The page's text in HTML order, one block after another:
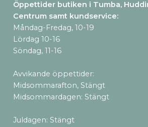
Öppettider butiken i Tumba,
Centrum samt kundservice:
Måndag-Fredag, 10-19
Lördag 10-16
Söndag, 11-16
Avvikande öppettider:
Midsommarafton, Stängt
Midsommardagen: Stängt
Juldagen: Stängt